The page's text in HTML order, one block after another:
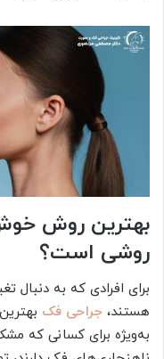
بهترین روش
روشی است؟
برای افرادی که به
هستند، جراحی فک
به‌ویژه برای کسانی که